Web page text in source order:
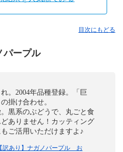
目次にもどる
パープル
。2004年品種登録。「巨
掛け合わせ。
黒系のぶどうで、丸ごと食
ありません！カッティング
ご活用いただけますよ♪
訳あり】ナガノパープル お